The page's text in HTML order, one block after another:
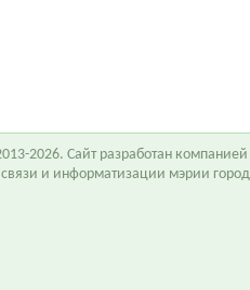
2026. Сайт разработан компанией
и информатизации мэрии